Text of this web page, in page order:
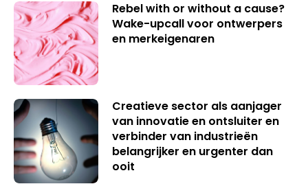
Rebel with or without a cause?
Wake-upcall voor ontwerpers
en merkeigenaren
Creatieve sector als aanjager
van innovatie en ontsluiter en
verbinder van industrieën
belangrijker en urgenter dan
ooit